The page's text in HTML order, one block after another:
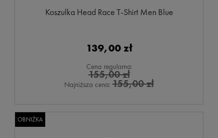
Koszulka Head Race T-Shirt Men Blue
139,00 zł
Cena regularna:
155,00 zł
Najniższa cena: 155,00 zł
OBNIŻKA